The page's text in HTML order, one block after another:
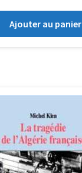
Ajouter au panier